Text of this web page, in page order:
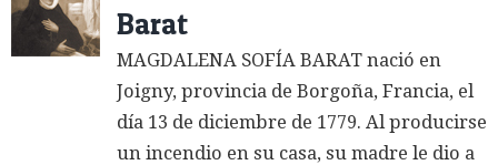
Barat
MAGDALENA SOFÍA BARAT nació en
Joigny, provincia de Borgoña, Francia, el
día 13 de diciembre de 1779. Al producirse
un incendio en su casa, su madre le dio a